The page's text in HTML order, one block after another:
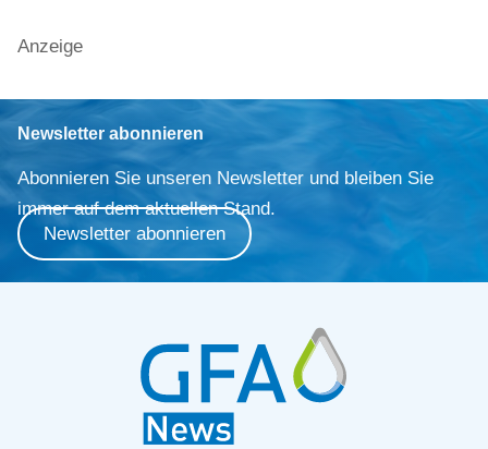
Anzeige
Newsletter abonnieren
Abonnieren Sie unseren Newsletter und bleiben Sie
immer auf dem aktuellen Stand.
Newsletter abonnieren